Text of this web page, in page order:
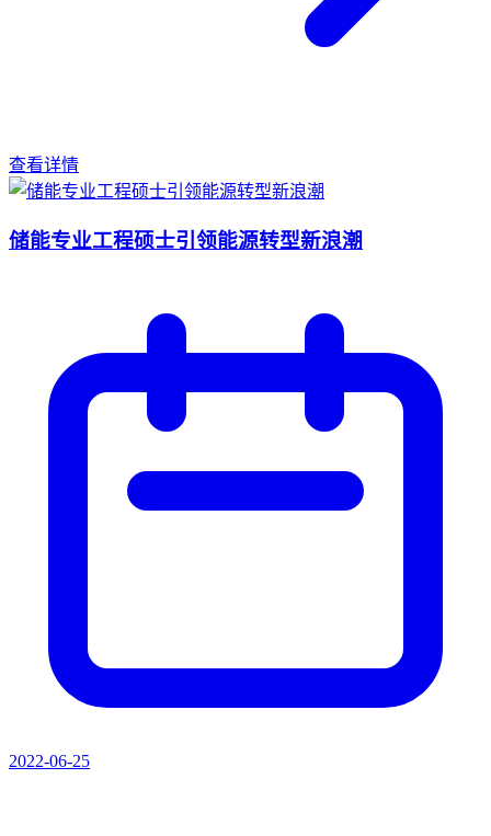
查看详情
储能专业工程硕士引领能源转型新浪潮
2022-06-25